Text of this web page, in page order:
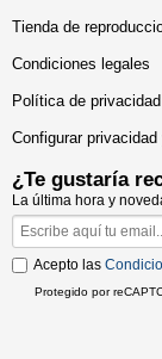
Tienda de
Condiciones legales
Política de
Configurar
¿Te gustaría
La última hora y
Acepto las
Protegido por